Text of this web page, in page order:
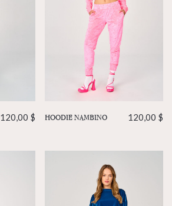
120,00 $ HOODIE NAMBINO 120,00 $